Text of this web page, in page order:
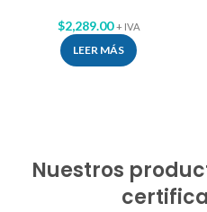
$2,289.00 + IVA
LEER MÁS
Nuestros